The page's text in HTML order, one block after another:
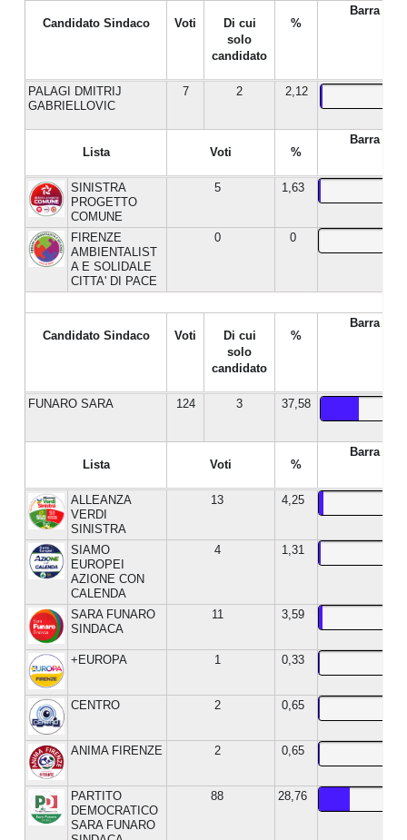
Candidato Sindaco Voti
Di cui
solo
candidato
%
Barra %
PALAGI DMITRIJ
GABRIELLOVIC
7 2 2,12
Lista Voti %
Barra %
SINISTRA
PROGETTO
COMUNE
5 1,63
FIRENZE
AMBIENTALIST
A E SOLIDALE
CITTA' DI PACE
0 0
Candidato Sindaco Voti
Di cui
solo
candidato
%
Barra %
FUNARO SARA 124 3 37,58
Lista Voti %
Barra %
ALLEANZA
VERDI
SINISTRA
13 4,25
SIAMO
EUROPEI
AZIONE CON
CALENDA
4 1,31
SARA FUNARO
SINDACA
11 3,59
+EUROPA 1 0,33
CENTRO 2 0,65
ANIMA FIRENZE 2 0,65
PARTITO
DEMOCRATICO
SARA FUNARO
88 28,76